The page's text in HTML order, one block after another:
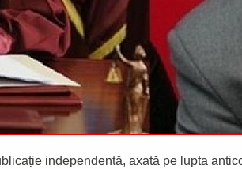
independentă, axată pe lupta